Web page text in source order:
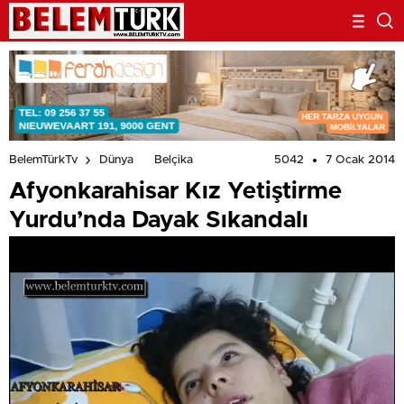
BelemTürkTv Dünya Belçika 5042 7 Ocak 2014
Afyonkarahisar Kız Yetiştirme
Yurdu’nda Dayak Sıkandalı